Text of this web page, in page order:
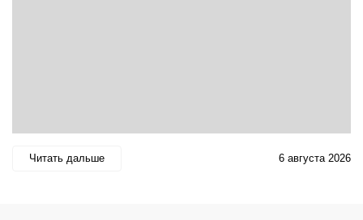
Читать дальше 6 августа 2026